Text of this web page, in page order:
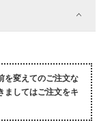
を変えてのご注文な
ましてはご注文をキ